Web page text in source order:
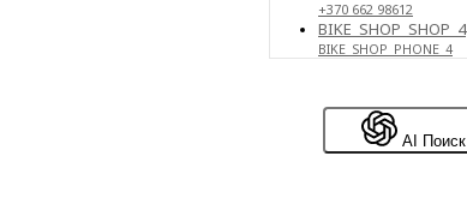
+370 662 98612
BIKE_SHOP_SHOP_4
BIKE_SHOP_PHONE_4
AI Поиск